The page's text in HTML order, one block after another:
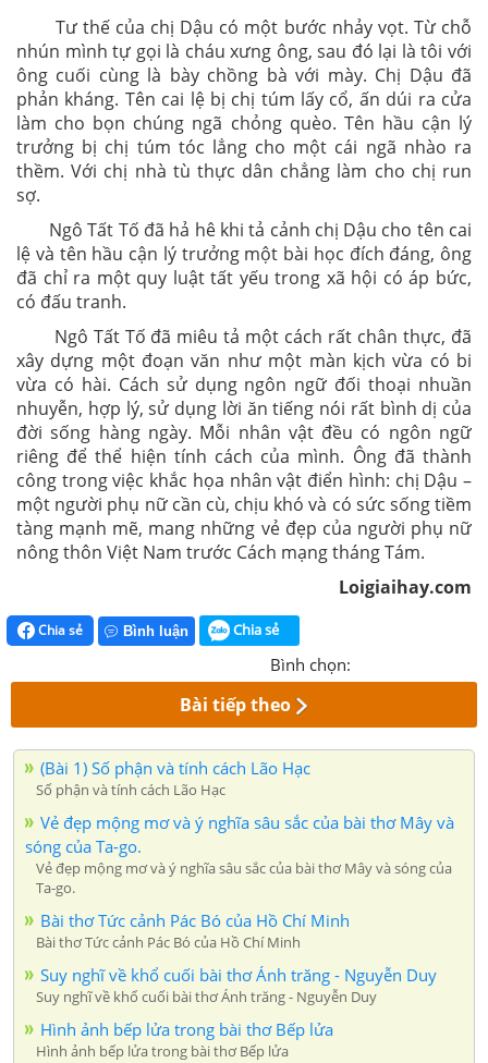
Tư thế của chị Dậu có một bước nhảy vọt. Từ chỗ
nhún mình tự gọi là cháu xưng ông, sau đó lại là tôi với
ông cuối cùng là bày chồng bà với mày. Chị Dậu đã
phản kháng. Tên cai lệ bị chị túm lấy cổ, ấn dúi ra cửa
làm cho bọn chúng ngã chỏng quèo. Tên hầu cận lý
trưởng bị chị túm tóc lẳng cho một cái ngã nhào ra
thềm. Với chị nhà tù thực dân chẳng làm cho chị run
sợ.
Ngô Tất Tố đã hả hê khi tả cảnh chị Dậu cho tên cai
lệ và tên hầu cận lý trưởng một bài học đích đáng, ông
đã chỉ ra một quy luật tất yếu trong xã hội có áp bức,
có đấu tranh.
Ngô Tất Tố đã miêu tả một cách rất chân thực, đã
xây dựng một đoạn văn như một màn kịch vừa có bi
vừa có hài. Cách sử dụng ngôn ngữ đối thoại nhuần
nhuyễn, hợp lý, sử dụng lời ăn tiếng nói rất bình dị của
đời sống hàng ngày. Mỗi nhân vật đều có ngôn ngữ
riêng để thể hiện tính cách của mình. Ông đã thành
công trong việc khắc họa nhân vật điển hình: chị Dậu –
một người phụ nữ cần cù, chịu khó và có sức sống tiềm
tàng mạnh mẽ, mang những vẻ đẹp của người phụ nữ
nông thôn Việt Nam trước Cách mạng tháng Tám.
Loigiaihay.com
Chia sẻ Bình luận Chia sẻ
Bình chọn:
Bài tiếp theo
(Bài 1) Số phận và tính cách Lão Hạc
Số phận và tính cách Lão Hạc
Vẻ đẹp mộng mơ và ý nghĩa sâu sắc của bài thơ Mây và
sóng của Ta-go.
Vẻ đẹp mộng mơ và ý nghĩa sâu sắc của bài thơ Mây và sóng của
Ta-go.
Bài thơ Tức cảnh Pác Bó của Hồ Chí Minh
Bài thơ Tức cảnh Pác Bó của Hồ Chí Minh
Suy nghĩ về khổ cuối bài thơ Ánh trăng - Nguyễn Duy
Suy nghĩ về khổ cuối bài thơ Ánh trăng - Nguyễn Duy
Hình ảnh bếp lửa trong bài thơ Bếp lửa
Hình ảnh bếp lửa trong bài thơ Bếp lửa